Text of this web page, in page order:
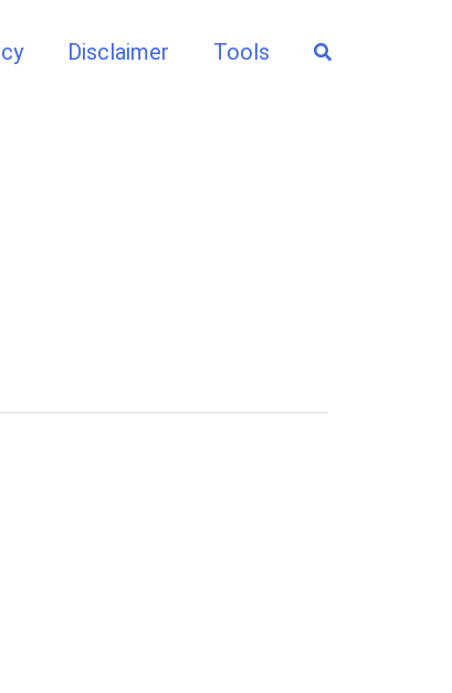
Disclaimer Tools Search